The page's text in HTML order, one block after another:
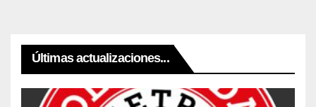
Últimas actualizaciones...